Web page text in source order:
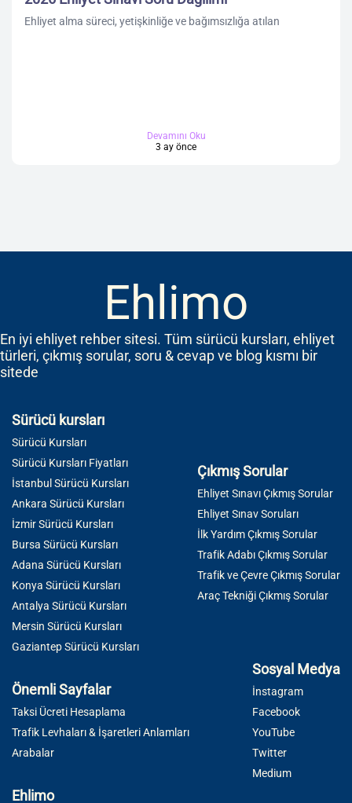
Ehliyet alma süreci, yetişkinliğe ve bağımsızlığa atılan
Devamını Oku
3 ay önce
Ehlimo
En iyi ehliyet rehber sitesi. Tüm sürücü kursları, ehliyet
türleri, çıkmış sorular, soru & cevap ve blog kısmı bir
sitede
Sürücü kursları
Sürücü Kursları
Sürücü Kursları Fiyatları
İstanbul Sürücü Kursları
Ankara Sürücü Kursları
İzmir Sürücü Kursları
Bursa Sürücü Kursları
Adana Sürücü Kursları
Konya Sürücü Kursları
Antalya Sürücü Kursları
Mersin Sürücü Kursları
Gaziantep Sürücü Kursları
Çıkmış Sorular
Ehliyet Sınavı Çıkmış Sorular
Ehliyet Sınav Soruları
İlk Yardım Çıkmış Sorular
Trafik Adabı Çıkmış Sorular
Trafik ve Çevre Çıkmış Sorular
Araç Tekniği Çıkmış Sorular
Önemli Sayfalar
Taksi Ücreti Hesaplama
Trafik Levhaları & İşaretleri Anlamları
Arabalar
Sosyal Medya
İnstagram
Facebook
YouTube
Twitter
Medium
Ehlimo